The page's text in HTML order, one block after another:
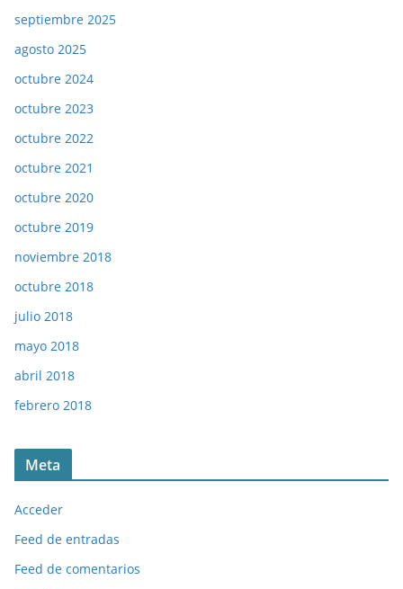
septiembre 2025
agosto 2025
octubre 2024
octubre 2023
octubre 2022
octubre 2021
octubre 2020
octubre 2019
noviembre 2018
octubre 2018
julio 2018
mayo 2018
abril 2018
febrero 2018
Meta
Acceder
Feed de entradas
Feed de comentarios